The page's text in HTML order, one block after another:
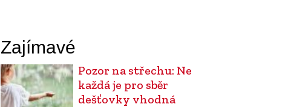
Zajímavé
Pozor na střechu: Ne
každá je pro sběr
dešťovky vhodná